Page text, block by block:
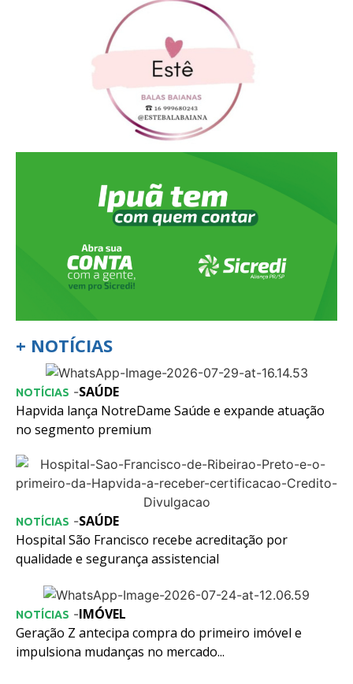
+ NOTÍCIAS
SAÚDE
NOTÍCIAS -
Hapvida lança NotreDame Saúde e expande atuação
no segmento premium
SAÚDE
NOTÍCIAS -
Hospital São Francisco recebe acreditação por
qualidade e segurança assistencial
IMÓVEL
NOTÍCIAS -
Geração Z antecipa compra do primeiro imóvel e
impulsiona mudanças no mercado...